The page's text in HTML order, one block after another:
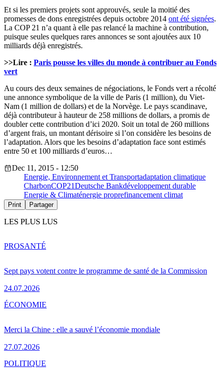
Et si les premiers projets sont approuvés, seule la moitié des
promesses de dons enregistrées depuis octobre 2014 ont été signées.
La COP 21 n’a quant à elle pas relancé la machine à contribution,
puisque seules quelques rares annonces se sont ajoutées aux 10
milliards déjà enregistrés.
>>Lire : Paris pousse les villes du monde à contribuer au Fonds
vert
Au cours des deux semaines de négociations, le Fonds vert a récolté
une annonce symbolique de la ville de Paris (1 million), du Viet-
Nam (1 million de dollars) et de la Norvège. Le pays scandinave,
déjà contributeur à hauteur de 258 millions de dollars, a promis de
doubler cette contribution d’ici 2020. Soit un total de 260 millions
d’argent frais, un montant dérisoire si l’on considère les besoins de
l’adaptation. Alors que les besoins d’adaptation face sont estimés
entre 50 et 100 milliards d’euros…
Dec 11, 2015 - 12:50
Energie, Environnement et Transportadaptation climatique
CharbonCOP21Deutsche Bankdéveloppement durable
Energie & Climaténergie proprefinancement climat
Print Partager
LES PLUS LUS
Sept pays votent contre le programme de santé de la Commission
24.07.2026
PROSANTÉ
Merci la Chine : elle a sauvé l’économie mondiale
27.07.2026
ÉCONOMIE
POLITIQUE